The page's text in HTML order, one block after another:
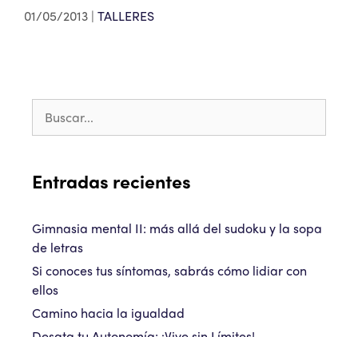
01/05/2013 TALLERES
Entradas recientes
Gimnasia mental II: más allá del sudoku y la sopa
de letras
Si conoces tus síntomas, sabrás cómo lidiar con
ellos
Camino hacia la igualdad